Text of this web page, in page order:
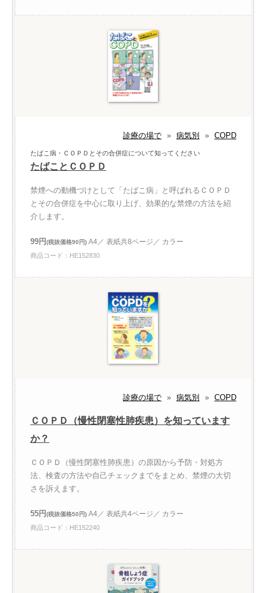
診療の場で » 病気別 » COPD
たばこ病・ＣＯＰＤとその合併症について知ってください
たばことＣＯＰＤ
禁煙への動機づけとして「たばこ病」と呼ばれるＣＯＰＤ
とその合併症を中心に取り上げ、効果的な禁煙の方法を紹
介します。
99円(税抜価格90円) A4／ 表紙共8ページ／ カラー
商品コード：HE152830
診療の場で » 病気別 » COPD
ＣＯＰＤ（慢性閉塞性肺疾患）を知っています
か？
ＣＯＰＤ（慢性閉塞性肺疾患）の原因から予防・対処方
法、検査の方法や自己チェックまでをまとめ、禁煙の大切
さを訴えます。
55円(税抜価格50円) A4／ 表紙共4ページ／ カラー
商品コード：HE152240